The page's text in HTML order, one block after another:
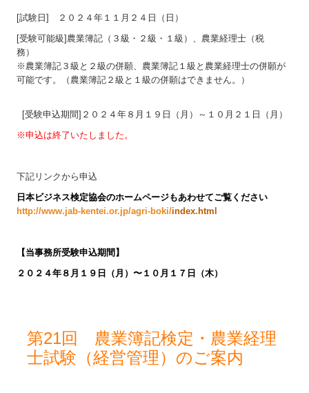
[試験日] ２０２４年１１月２４日（日）
[受験可能級]農業簿記（３級・２級・１級）、農業経理士（税
務）
※農業簿記３級と２級の併願、農業簿記１級と農業経理士の併願が
可能です。（農業簿記２級と１級の併願はできません。）
[受験申込期間]２０２４年８月１９日（月）～１０月２１日（月）
※申込は終了いたしました。
下記リンクから申込
日本ビジネス検定協会のホームページもあわせてご覧ください
http://www.jab-kentei.or.jp/agri-boki/index.html
【当事務所受験申込期間】
２０２４年８月１９日（月）〜１０月１７日（木）
第21回 農業簿記検定・農業経理
士試験（経営管理）のご案内